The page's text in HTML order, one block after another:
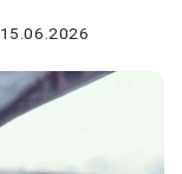
15.06.2026